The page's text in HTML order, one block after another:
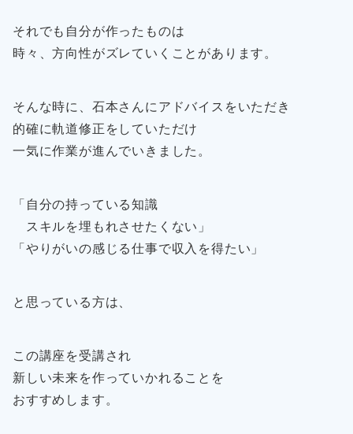
それでも自分が作ったものは
時々、方向性がズレていくことがあります。
そんな時に、石本さんにアドバイスをいただき
的確に軌道修正をしていただけ
一気に作業が進んでいきました。
「自分の持っている知識
スキルを埋もれさせたくない」
「やりがいの感じる仕事で収入を得たい」
と思っている方は、
この講座を受講され
新しい未来を作っていかれることを
おすすめします。